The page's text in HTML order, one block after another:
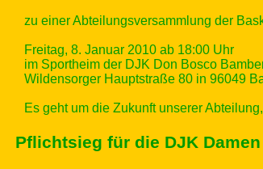
zu einer Abteilungsversammlung der
Freitag, 8. Januar 2010 ab 18:00 Uhr
im Sportheim der DJK Don Bosco
Wildensorger Hauptstraße 80 in 96049
Es geht um die Zukunft unserer
Pflichtsieg für die DJK Damen